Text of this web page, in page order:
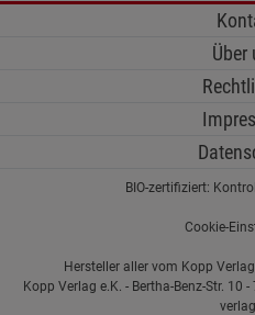
Über
BIO-zertifiziert:
Cookie-
Hersteller aller vom Kopp
Kopp Verlag e.K. - Bertha-Benz-Str. 10